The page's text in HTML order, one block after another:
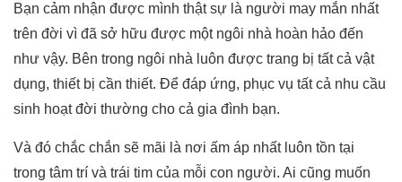
Bạn cảm nhận được mình thật sự là người may mắn nhất
trên đời vì đã sở hữu được một ngôi nhà hoàn hảo đến
như vậy. Bên trong ngôi nhà luôn được trang bị tất cả vật
dụng, thiết bị cần thiết. Để đáp ứng, phục vụ tất cả nhu cầu
sinh hoạt đời thường cho cả gia đình bạn.
Và đó chắc chắn sẽ mãi là nơi ấm áp nhất luôn tồn tại
trong tâm trí và trái tim của mỗi con người. Ai cũng muốn